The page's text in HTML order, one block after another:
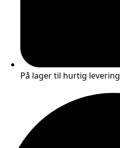
På lager til hurtig levering